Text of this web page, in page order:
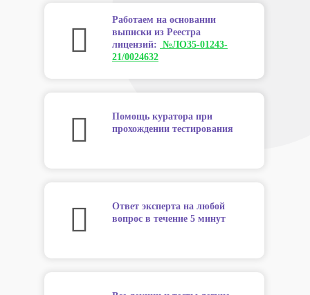
Работаем на основании
выписки из Реестра
лицензий: №ЛО35-01243-
21/0024632
Помощь куратора при
прохождении тестирования
Ответ эксперта на любой
вопрос в течение 5 минут